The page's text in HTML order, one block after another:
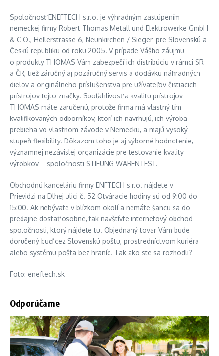
Spoločnosť ENEFTECH s.r.o. je výhradným zastúpením
nemeckej firmy Robert Thomas Metall und Elektrowerke GmbH
& C.O., Hellerstrasse 6, Neunkirchen / Siegen pre Slovenskú a
Českú republiku od roku 2005. V prípade Vášho záujmu
o produkty THOMAS Vám zabezpečí ich distribúciu v rámci SR
a ČR, tiež záručný aj pozáručný servis a dodávku náhradných
dielov a originálneho príslušenstva pre užívateľov čistiacich
prístrojov tejto značky. Spoľahlivosť a kvalitu prístrojov
THOMAS máte zaručenú, protože firma má vlastný tím
kvalifikovaných odborníkov, ktorí ich navrhujú, ich výroba
prebieha vo vlastnom závode v Nemecku, a majú vysoký
stupeň flexibility. Dôkazom toho je aj výborné hodnotenie,
významnej nezávislej organizácie pre testovanie kvality
výrobkov – spoločnosti STIFUNG WARENTEST.
Obchodnú kanceláriu firmy ENFTECH s.r.o. nájdete v
Prievidzi na Dlhej ulici č. 52 Otváracie hodiny sú od 9:00 do
15:00. Ak nebývate v blízkom okolí a nemáte šancu sa do
predajne dostať osobne, tak navštívte internetový obchod
spoločnosti, ktorý nájdete tu. Objednaný tovar Vám bude
doručený buď cez Slovenskú poštu, prostredníctvom kuriéra
alebo systému pošta bez hraníc. Tak ako ste sa rozhodli?
Foto: eneftech.sk
Odporúčame